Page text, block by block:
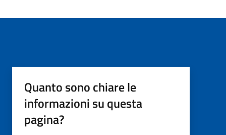
Quanto sono chiare le
informazioni su questa
pagina?